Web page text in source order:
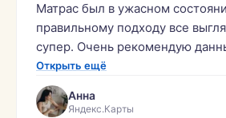
Матрас был в ужасном
правильному подходу все
супер. Очень рекомендую
специалистов!»
Открыть ещё
Анна
Яндекс.Карты